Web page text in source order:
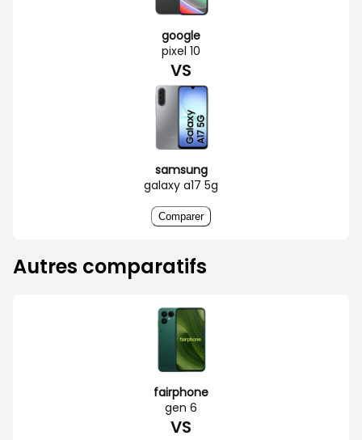
google
pixel 10
VS
samsung
galaxy a17 5g
Comparer
Autres comparatifs
fairphone
gen 6
VS